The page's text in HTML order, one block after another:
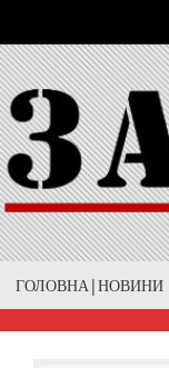
to
content
ГОЛОВНА|НОВИНИ